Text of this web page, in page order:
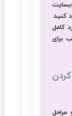
کنید.
کامل
برای
مراحل